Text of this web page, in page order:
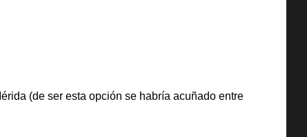
(de ser esta opción se habría acuñado entre